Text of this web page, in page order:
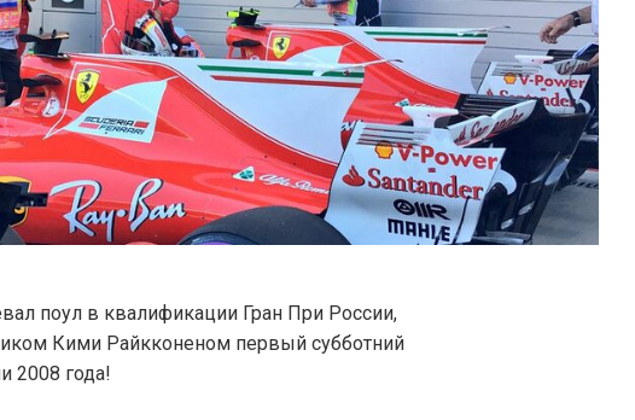
поул в квалификации Гран При России,
Кими Райкконеном первый субботний
2008 года!